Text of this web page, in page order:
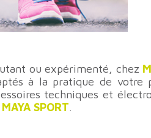
ou expérimenté, chez
à la pratique de votre
techniques et
MAYA SPORT.